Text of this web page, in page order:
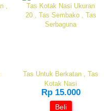
Tas Untuk Berkatan , Tas
Kotak Nasi
Rp 15.000
Beli